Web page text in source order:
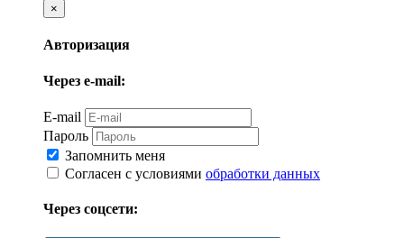
×
Авторизация
Через e-mail:
E-mail
Пароль
Запомнить меня
Согласен с условиями обработки данных
Через соцсети: